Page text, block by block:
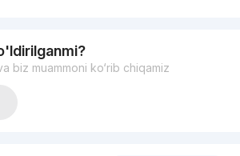
biz muammoni ko‘rib chiqamiz